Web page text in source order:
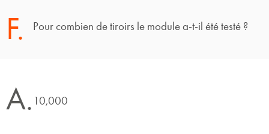
F. Pour combien de tiroirs le module a-t-il été testé ?
A. 10,000